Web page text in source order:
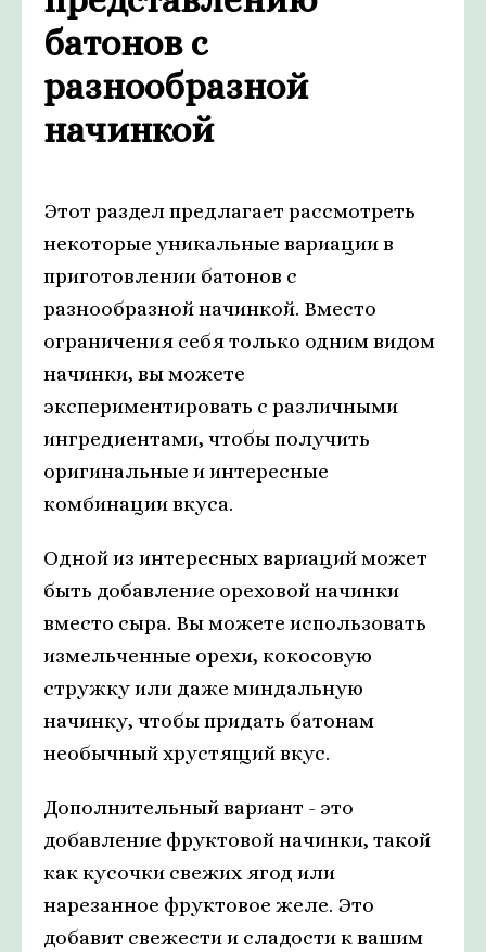
батонов с
разнообразной
начинкой
Этот раздел предлагает рассмотреть
некоторые уникальные вариации в
приготовлении батонов с
разнообразной начинкой. Вместо
ограничения себя только одним видом
начинки, вы можете
экспериментировать с различными
ингредиентами, чтобы получить
оригинальные и интересные
комбинации вкуса.
Одной из интересных вариаций может
быть добавление ореховой начинки
вместо сыра. Вы можете использовать
измельченные орехи, кокосовую
стружку или даже миндальную
начинку, чтобы придать батонам
необычный хрустящий вкус.
Дополнительный вариант - это
добавление фруктовой начинки, такой
как кусочки свежих ягод или
нарезанное фруктовое желе. Это
добавит свежести и сладости к вашим